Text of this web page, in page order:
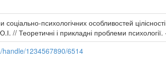
психологічних особливостей
// Теоретичні і прикладні проблеми
1234567890/6514